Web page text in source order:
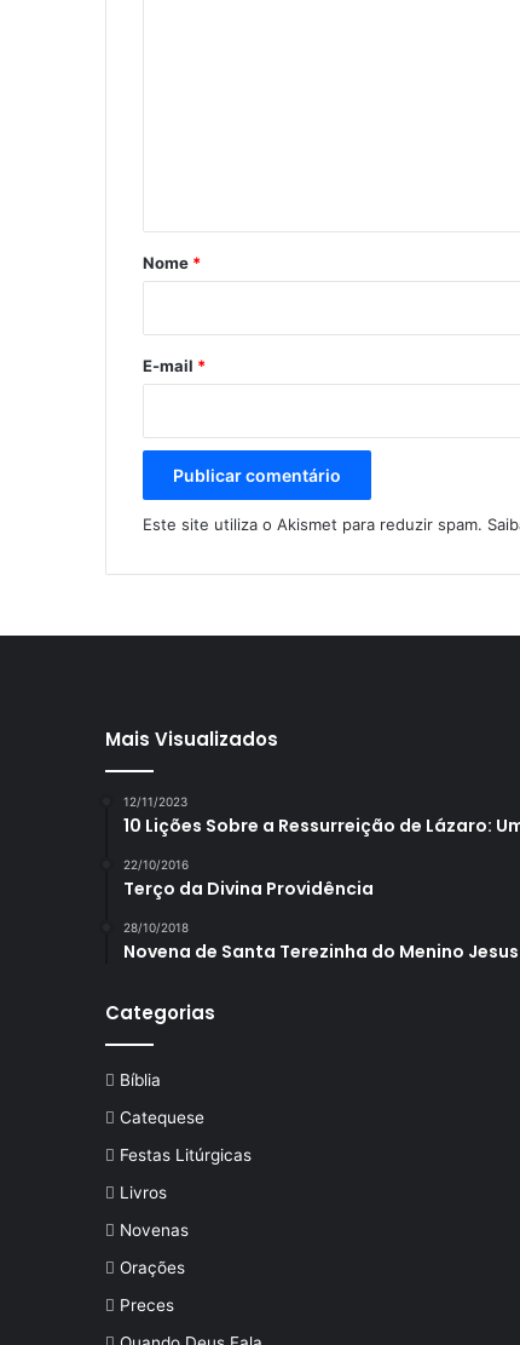
r
*
Nome *
E-mail *
Este site utiliza o Akismet para reduzir spam.
Mais Visualizados
12/11/2023
10 Lições Sobre a Ressurreição de Lázaro:
22/10/2016
Terço da Divina Providência
28/10/2018
Novena de Santa Terezinha do Menino
Categorias
Bíblia
Catequese
Festas Litúrgicas
Livros
Novenas
Orações
Preces